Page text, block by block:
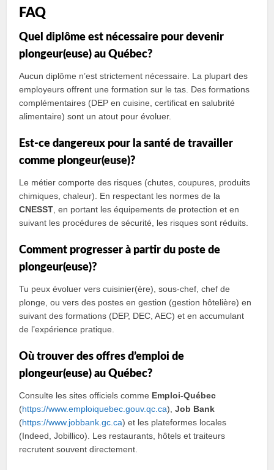
FAQ
Quel diplôme est nécessaire pour devenir
plongeur(euse) au Québec?
Aucun diplôme n’est strictement nécessaire. La plupart des
employeurs offrent une formation sur le tas. Des formations
complémentaires (DEP en cuisine, certificat en salubrité
alimentaire) sont un atout pour évoluer.
Est-ce dangereux pour la santé de travailler
comme plongeur(euse)?
Le métier comporte des risques (chutes, coupures, produits
chimiques, chaleur). En respectant les normes de la
CNESST , en portant les équipements de protection et en
suivant les procédures de sécurité, les risques sont réduits.
Comment progresser à partir du poste de
plongeur(euse)?
Tu peux évoluer vers cuisinier(ère), sous-chef, chef de
plonge, ou vers des postes en gestion (gestion hôtelière) en
suivant des formations (DEP, DEC, AEC) et en accumulant
de l’expérience pratique.
Où trouver des offres d’emploi de
plongeur(euse) au Québec?
Consulte les sites officiels comme Emploi-Québec
(https://www.emploiquebec.gouv.qc.ca),Job Bank
(https://www.jobbank.gc.ca) et les plateformes locales
(Indeed, Jobillico). Les restaurants, hôtels et traiteurs
recrutent souvent directement.